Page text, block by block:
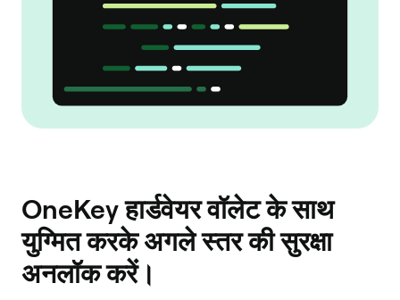
OneKey हार्डवेयर वॉलेट के साथ
युग्मित करके अगले स्तर की सुरक्षा
अनलॉक करें।